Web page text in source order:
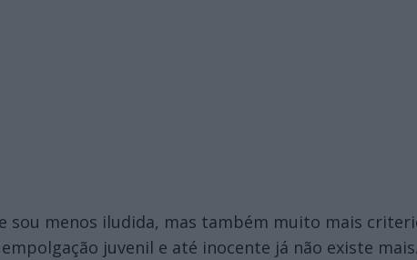
sou menos iludida, mas também muito mais
juvenil e até inocente já não existe mais.